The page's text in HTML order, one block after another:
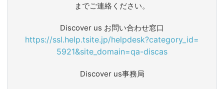
までご連絡ください。
Discover us お問い合わせ窓口
https://ssl.help.tsite.jp/helpdesk?category_id=
5921&site_domain=qa-discas
Discover us事務局